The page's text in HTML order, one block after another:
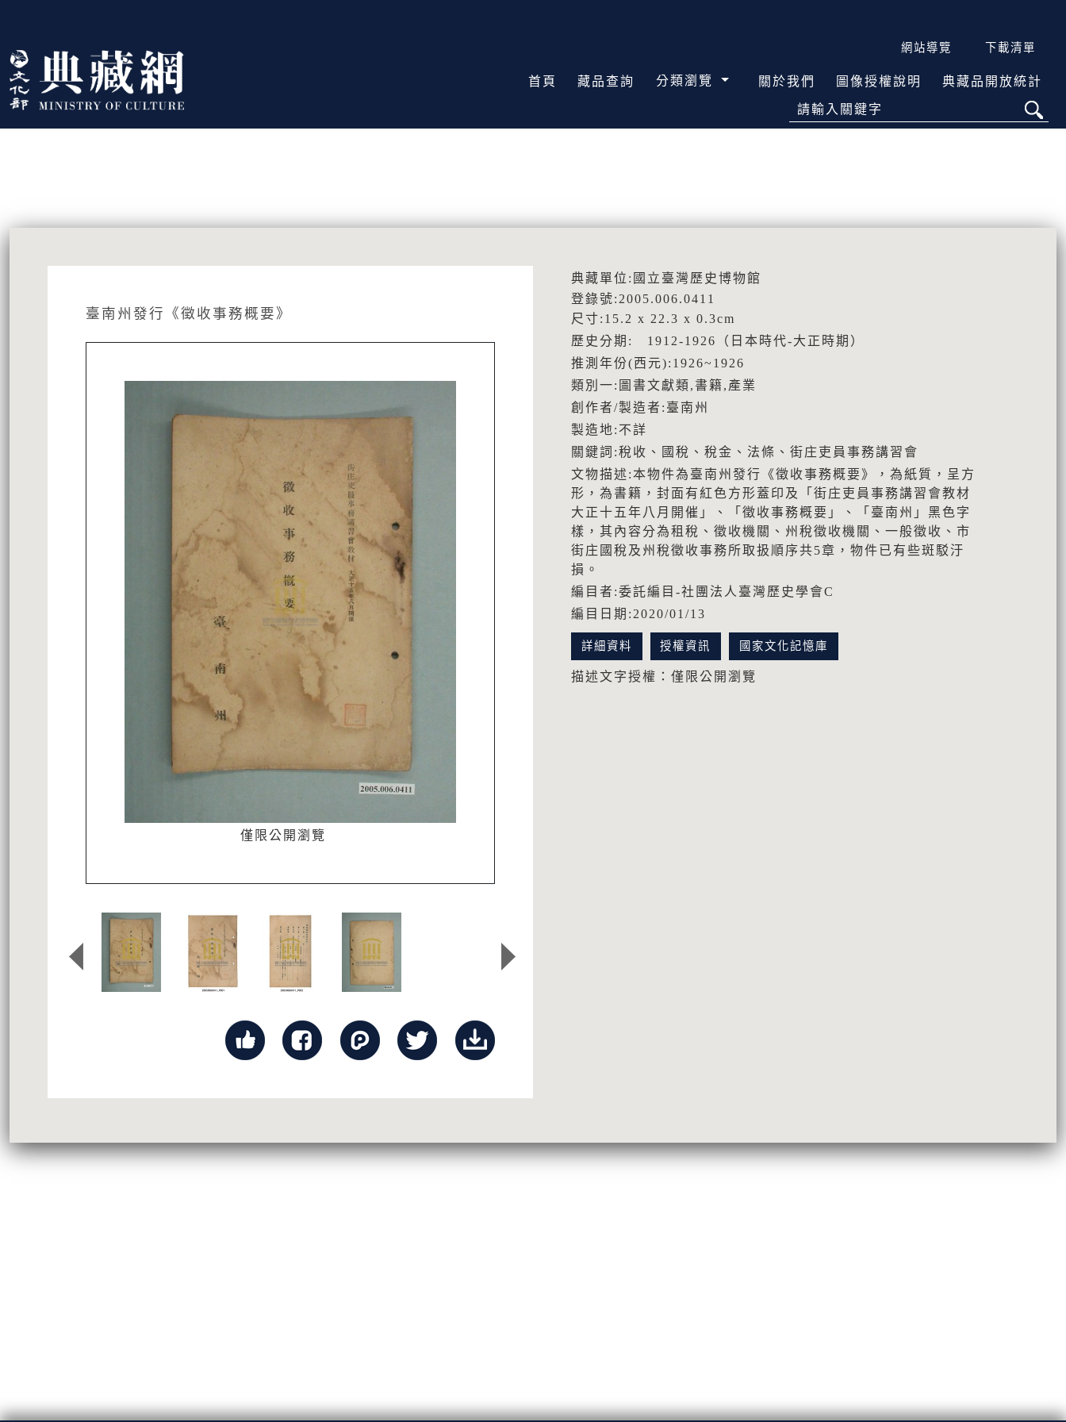
:::
網站導覽 下載清單
首頁 藏品查詢 分類瀏覽 關於我們 圖像授權說明 典藏品開放統計
請輸入關鍵字
臺南州發行《徵收事務概要》
僅限公開瀏覽
典藏單位:國立臺灣歷史博物館
登錄號:2005.006.0411
尺寸:15.2 x 22.3 x 0.3cm
歷史分期: 1912-1926（日本時代-大正時期）
推測年份(西元):1926~1926
類別一:圖書文獻類,書籍,產業
創作者/製造者:臺南州
製造地:不詳
關鍵詞:稅收、國稅、稅金、法條、街庄吏員事務講習會
文物描述:本物件為臺南州發行《徵收事務概要》，為紙質，呈方
形，為書籍，封面有紅色方形蓋印及「街庄吏員事務講習會教材
大正十五年八月開催」、「徵收事務概要」、「臺南州」黑色字
樣，其內容分為租稅、徵收機關、州稅徵收機關、一般徵收、市
街庄國稅及州稅徵收事務所取扱順序共5章，物件已有些斑駁汙
損。
編目者:委託編目-社團法人臺灣歷史學會C
編目日期:2020/01/13
詳細資料 授權資訊 國家文化記憶庫
描述文字授權：僅限公開瀏覽